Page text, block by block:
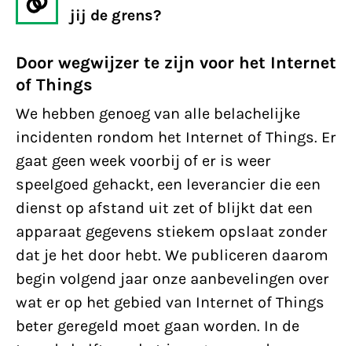
jij de grens?
Door wegwijzer te zijn voor het Internet
of Things
We hebben genoeg van alle belachelijke
incidenten rondom het Internet of Things. Er
gaat geen week voorbij of er is weer
speelgoed gehackt, een leverancier die een
dienst op afstand uit zet of blijkt dat een
apparaat gegevens stiekem opslaat zonder
dat je het door hebt. We publiceren daarom
begin volgend jaar onze aanbevelingen over
wat er op het gebied van Internet of Things
beter geregeld moet gaan worden. In de